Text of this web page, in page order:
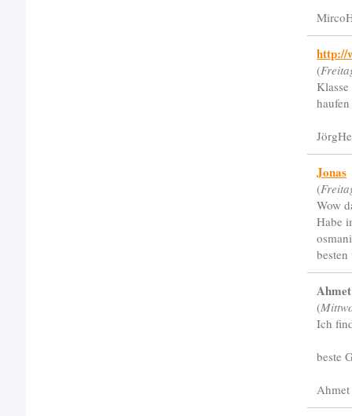
http://
(
Jonas
(
Wow
Habe
Ahmet
(
Ich
beste